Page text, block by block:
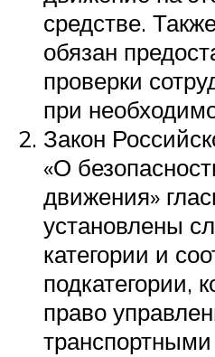
средстве.
обязан
проверки
при
Закон
«О
движения»
установлены
категории и
подкатегории,
право